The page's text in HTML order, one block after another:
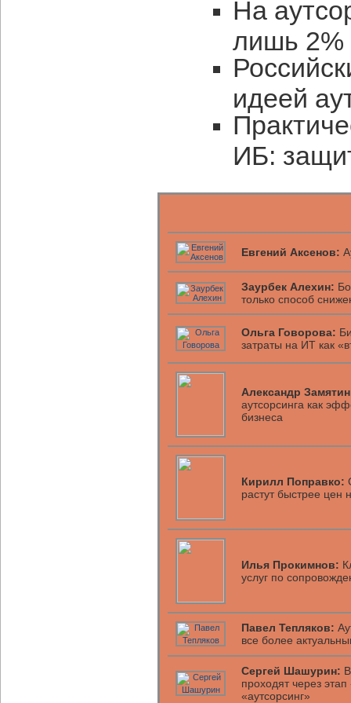
На
лишь
идеей
ИБ:
Евгений Аксенов:
Заурбек Алехин:
только способ
Ольга Говорова:
затраты на ИТ как
Александр
аутсорсинга как
бизнеса
Кирилл Поправко:
растут быстрее цен
Илья Прокимнов:
услуг по
Павел Тепляков:
все более
Сергей Шашурин:
проходят через
«аутсорсинг»